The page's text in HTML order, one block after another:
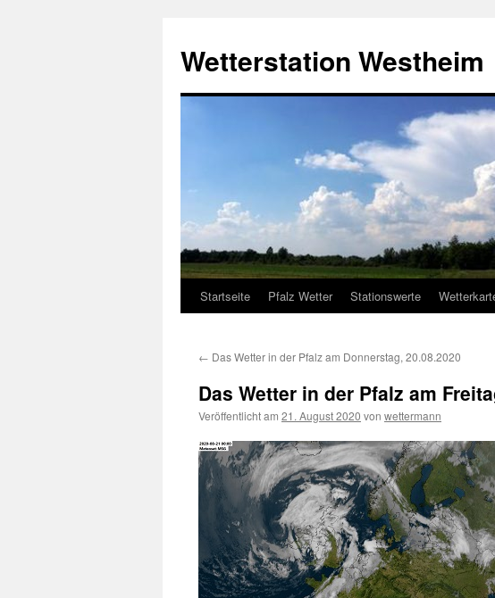
springen
Wetterstation Westheim
Startseite Pfalz Wetter Stationswerte
← Das Wetter in der Pfalz am Donnerstag, 20.08.2020
Das Wetter in der Pfalz am
Veröffentlicht am 21. August 2020 von wettermann